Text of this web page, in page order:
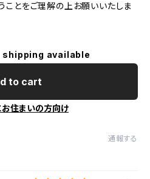
ことをご理解の上お願いいたしま
available
to cart
住まいの方向け
通報する